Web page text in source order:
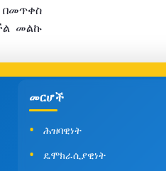
በመጥቀስ
መልኩ
መርሆች
ሕዝባዊነት
ዴሞክራሲያዊነት